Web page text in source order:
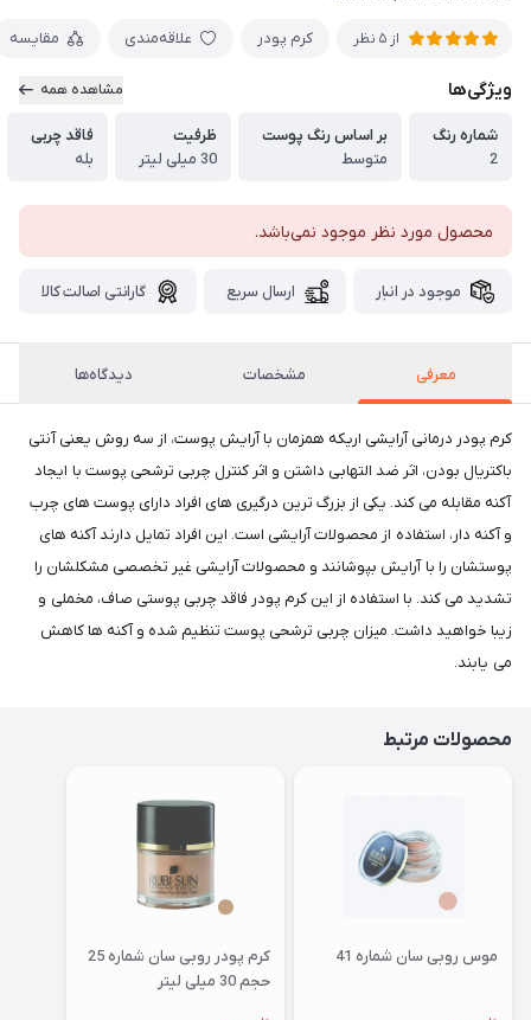
از 5 نظر کرم پودر علاقه‌مندی مقایسه
ویژگی‌ها مشاهده همه
شماره رنگ
2
بر اساس رنگ پوست
متوسط
ظرفیت
30 میلی لیتر
فاقد چربی
بله
محصول مورد نظر موجود نمی‌باشد.
موجود در انبار ارسال سریع گارانتی اصالت کالا
معرفی مشخصات دیدگاه‌ها
کرم پودر درمانی آرایشی اریکه همزمان با آرایش پوست، از سه روش یعنی آنتی
باکتریال بودن، اثر ضد التهابی داشتن و اثر کنترل چربی ترشحی پوست با ایجاد
آکنه مقابله می کند. یکی از بزرگ ترین درگیری های افراد دارای پوست های چرب
و آکنه دار، استفاده از محصولات آرایشی است. این افراد تمایل دارند آکنه های
پوستشان را با آرایش بپوشانند و محصولات آرایشی غیر تخصصی مشکلشان را
تشدید می کند. با استفاده از این کرم پودر فاقد چربی پوستی صاف، مخملی و
زیبا خواهید داشت. میزان چربی ترشحی پوست تنظیم شده و آکنه ها کاهش
می یابند.
محصولات مرتبط
موس روبی سان شماره 41
کرم پودر روبی سان شماره 25
حجم 30 میلی لیتر